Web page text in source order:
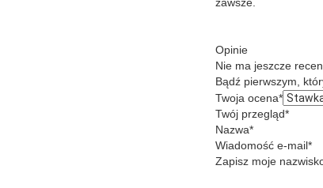
zawsze.
Opinie
Nie ma jeszcze
Bądź pierwszym,
Twoja ocena*
Twój przegląd*
Nazwa*
Wiadomość e-mail*
Zapisz moje